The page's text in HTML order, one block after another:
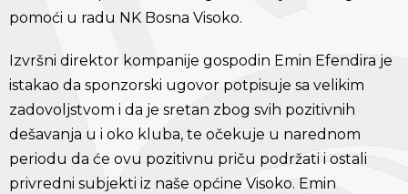
pomoći u radu NK Bosna Visoko.
Izvršni direktor kompanije gospodin Emin Efendira je
istakao da sponzorski ugovor potpisuje sa velikim
zadovoljstvom i da je sretan zbog svih pozitivnih
dešavanja u i oko kluba, te očekuje u narednom
periodu da će ovu pozitivnu priču podržati i ostali
privredni subjekti iz naše općine Visoko. Emin